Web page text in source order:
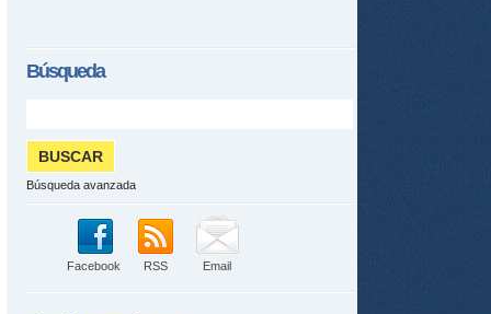
Búsqueda
Búsqueda avanzada
Facebook RSS Email